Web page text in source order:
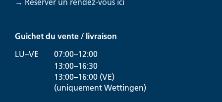
→ Réserver un rendez-vous ici
Guichet du vente / livraison
LU–VE
07:00–12:00
13:00–16:30
13:00–16:00 (VE)
(uniquement Wettingen)